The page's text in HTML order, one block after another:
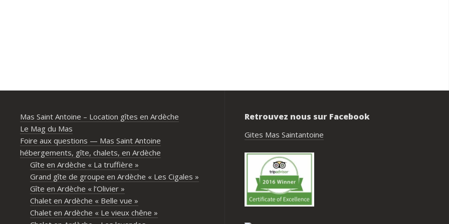
Mas Saint Antoine – Location gîtes en Ardèche
Le Mag du Mas
Foire aux questions — Mas Saint Antoine
hébergements, gîte, chalets, en Ardèche
Gîte en Ardèche « La truffière »
Grand gîte de groupe en Ardèche « Les Cigales »
Gîte en Ardèche « l’Olivier »
Chalet en Ardèche « Belle vue »
Chalet en Ardèche « Le vieux chêne »
Retrouvez nous sur Facebook
Gites Mas Saintantoine